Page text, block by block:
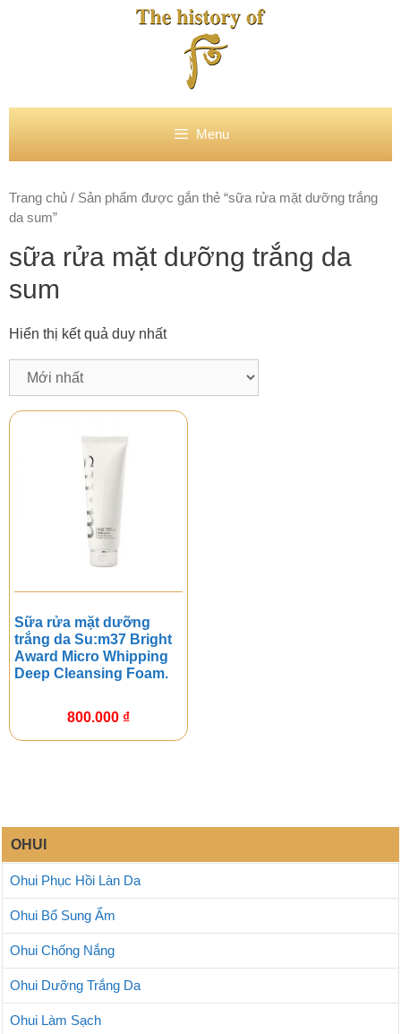
Menu
Trang chủ / Sản phẩm được gắn thẻ “sữa rửa mặt dưỡng trắng
da sum”
sữa rửa mặt dưỡng trắng da
sum
Hiển thị kết quả duy nhất
Sữa rửa mặt dưỡng
trắng da Su:m37 Bright
Award Micro Whipping
Deep Cleansing Foam.
800.000 ₫
OHUI
Ohui Phục Hồi Làn Da
Ohui Bổ Sung Ẩm
Ohui Chống Nắng
Ohui Dưỡng Trắng Da
Ohui Làm Sạch